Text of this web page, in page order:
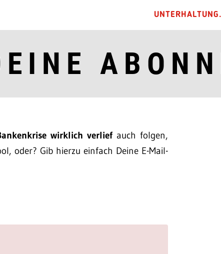
UNTERHALTUNG.
wirklich verliefauch folgen,
oder? Gib hierzu einfach Deine E-Mail-